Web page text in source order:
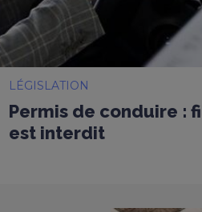
LÉGISLATION
Permis de conduire :
est interdit